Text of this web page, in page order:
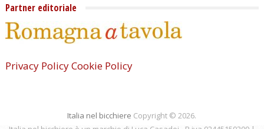
Partner editoriale
Privacy PolicyCookie Policy
Italia nel bicchiere Copyright © 2026.